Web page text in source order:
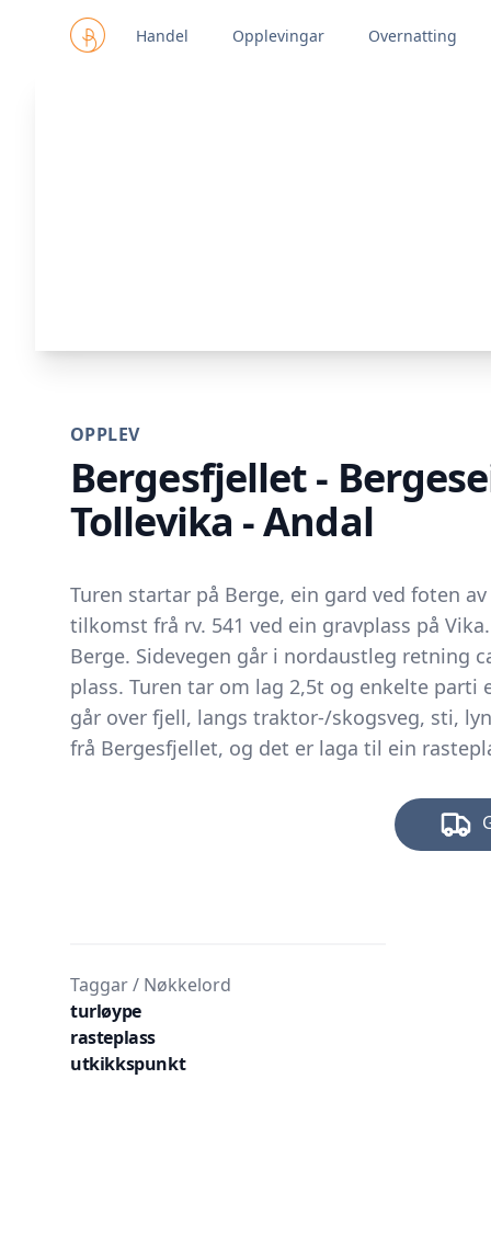
Handel Opplevingar Overnatting
OPPLEV
Bergesfjellet -
Tollevika - Andal
Turen startar på Berge, ein gard ved foten
tilkomst frå rv. 541 ved ein gravplass på
Berge. Sidevegen går i nordaustleg retning
plass. Turen tar om lag 2,5t og enkelte parti
går over fjell, langs traktor-/skogsveg, sti,
frå Bergesfjellet, og det er laga til ein
Taggar / Nøkkelord
turløype
rasteplass
utkikkspunkt